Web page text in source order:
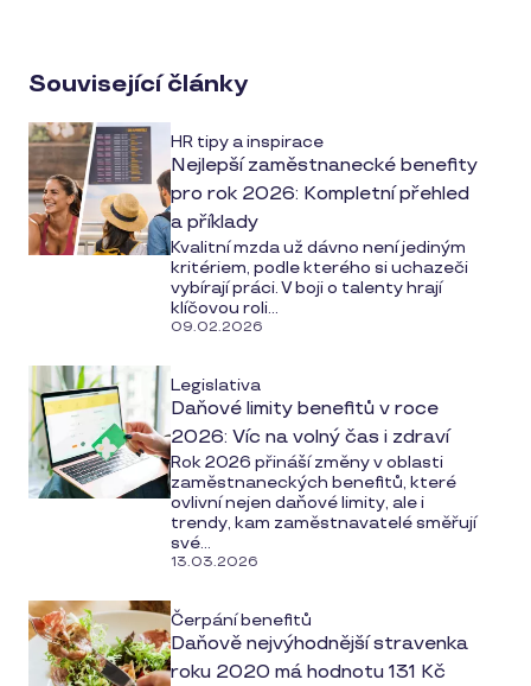
media
Související články
HR tipy a inspirace
Nejlepší zaměstnanecké benefity
pro rok 2026: Kompletní přehled
a příklady
Kvalitní mzda už dávno není jediným
kritériem, podle kterého si uchazeči
vybírají práci. V boji o talenty hrají
klíčovou roli...
09.02.2026
Legislativa
Daňové limity benefitů v roce
2026: Víc na volný čas i zdraví
Rok 2026 přináší změny v oblasti
zaměstnaneckých benefitů, které
ovlivní nejen daňové limity, ale i
trendy, kam zaměstnavatelé směřují
své...
13.03.2026
Čerpání benefitů
Daňově nejvýhodnější stravenka
roku 2020 má hodnotu 131 Kč